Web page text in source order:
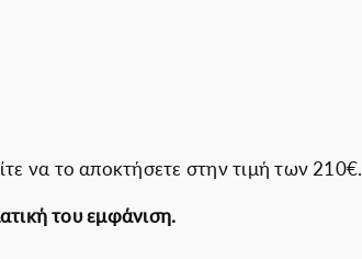
να το αποκτήσετε στην τιμή των 210€.
του εμφάνιση.